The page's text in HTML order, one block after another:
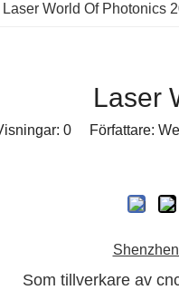
Laser World Of Photonics
Laser
0Författare:
Som tillverkare av